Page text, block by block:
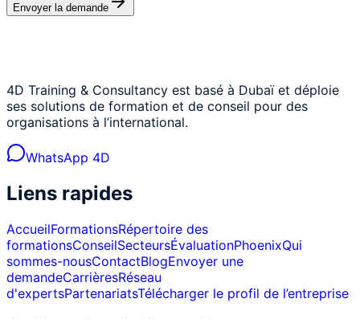
Envoyer la demande
4D Training & Consultancy est basé à Dubaï et déploie
ses solutions de formation et de conseil pour des
organisations à l’international.
WhatsApp 4D
Liens rapides
AccueilFormationsRépertoire des
formationsConseilSecteursÉvaluationPhoenixQui
sommes-nousContactBlogEnvoyer une
demandeCarrièresRéseau
d'expertsPartenariatsTélécharger le profil de l’entreprise